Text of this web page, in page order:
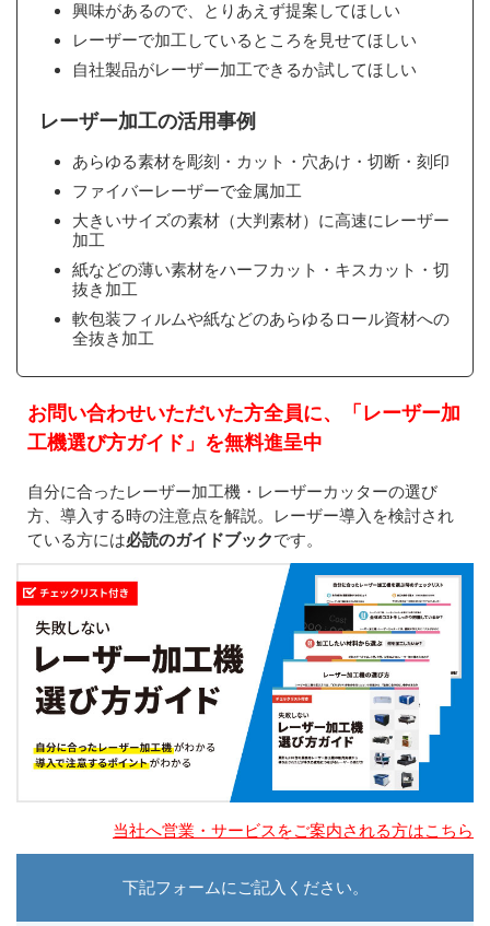
興味があるので、とりあえず提案してほしい
レーザーで加工しているところを見せてほしい
自社製品がレーザー加工できるか試してほしい
レーザー加工の活用事例
あらゆる素材を彫刻・カット・穴あけ・切断・刻印
ファイバーレーザーで金属加工
大きいサイズの素材（大判素材）に高速にレーザー
加工
紙などの薄い素材をハーフカット・キスカット・切
抜き加工
軟包装フィルムや紙などのあらゆるロール資材への
全抜き加工
お問い合わせいただいた方全員に、「レーザー加
工機選び方ガイド」を無料進呈中
自分に合ったレーザー加工機・レーザーカッターの選び
方、導入する時の注意点を解説。レーザー導入を検討され
ている方には必読のガイドブックです。
当社へ営業・サービスをご案内される方はこちら
下記フォームにご記入ください。